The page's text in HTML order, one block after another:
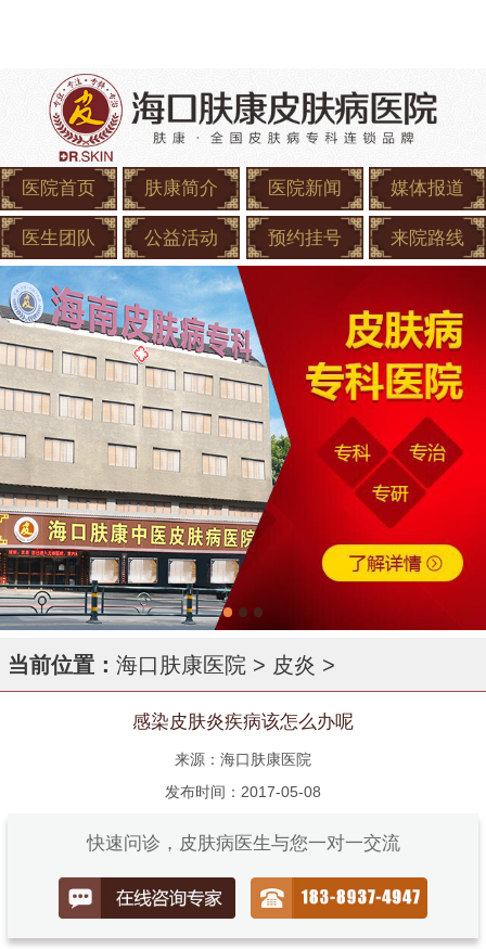
医院首页 肤康简介 医院新闻 媒体报道
医生团队 公益活动 预约挂号 来院路线
当前位置： 海口肤康医院 > 皮炎 >
感染皮肤炎疾病该怎么办呢
来源：海口肤康医院
发布时间：2017-05-08
快速问诊，皮肤病医生与您一对一交流